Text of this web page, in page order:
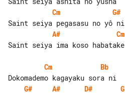
Cm
G#
A#
Cm
Saint seiya ima koso habatake
Cm
Bb
G#
A# D#
G